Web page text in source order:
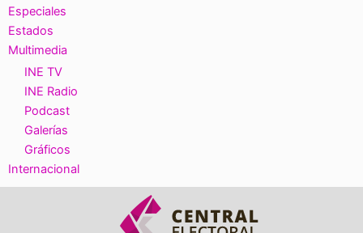
Especiales
Estados
Multimedia
INE TV
INE Radio
Podcast
Galerías
Gráficos
Internacional